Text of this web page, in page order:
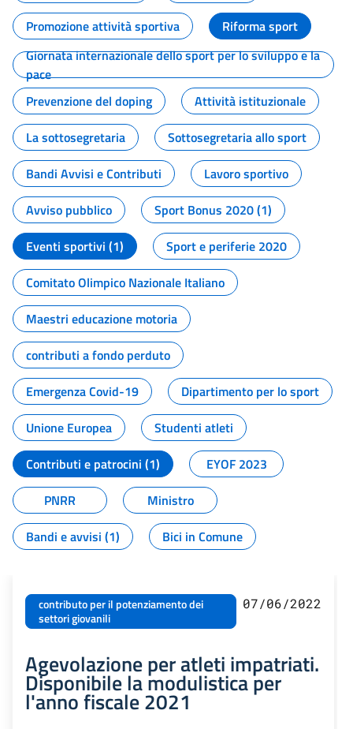
Promozione attività sportiva
Riforma sport
Giornata internazionale dello sport per lo sviluppo e la
pace
Prevenzione del doping
Attività istituzionale
La sottosegretaria
Sottosegretaria allo sport
Bandi Avvisi e Contributi
Lavoro sportivo
Avviso pubblico
Sport Bonus 2020 (1)
Eventi sportivi (1)
Sport e periferie 2020
Comitato Olimpico Nazionale Italiano
Maestri educazione motoria
contributi a fondo perduto
Emergenza Covid-19
Dipartimento per lo sport
Unione Europea
Studenti atleti
Contributi e patrocini (1)
EYOF 2023
PNRR
Ministro
Bandi e avvisi (1)
Bici in Comune
contributo per il potenziamento dei
settori giovanili
07/06/2022
Agevolazione per atleti impatriati.
Disponibile la modulistica per
l'anno fiscale 2021